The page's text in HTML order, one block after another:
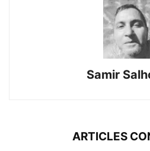
Samir
ARTICLES